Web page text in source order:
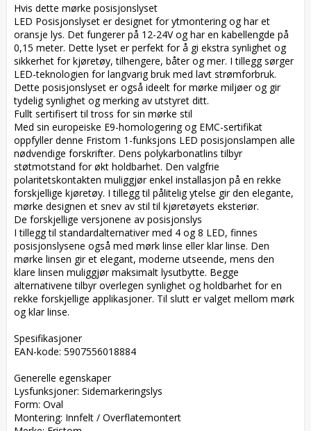
Hvis dette mørke posisjonslyset
LED Posisjonslyset er designet for ytmontering og har et
oransje lys. Det fungerer på 12-24V og har en kabellengde på
0,15 meter. Dette lyset er perfekt for å gi ekstra synlighet og
sikkerhet for kjøretøy, tilhengere, båter og mer. I tillegg sørger
LED-teknologien for langvarig bruk med lavt strømforbruk.
Dette posisjonslyset er også ideelt for mørke miljøer og gir
tydelig synlighet og merking av utstyret ditt.
Fullt sertifisert til tross for sin mørke stil
Med sin europeiske E9-homologering og EMC-sertifikat
oppfyller denne Fristom 1-funksjons LED posisjonslampen alle
nødvendige forskrifter. Dens polykarbonatlins tilbyr
støtmotstand for økt holdbarhet. Den valgfrie
polaritetskontakten muliggjør enkel installasjon på en rekke
forskjellige kjøretøy. I tillegg til pålitelig ytelse gir den elegante,
mørke designen et snev av stil til kjøretøyets eksteriør.
De forskjellige versjonene av posisjonslys
I tillegg til standardalternativer med 4 og 8 LED, finnes
posisjonslysene også med mørk linse eller klar linse. Den
mørke linsen gir et elegant, moderne utseende, mens den
klare linsen muliggjør maksimalt lysutbytte. Begge
alternativene tilbyr overlegen synlighet og holdbarhet for en
rekke forskjellige applikasjoner. Til slutt er valget mellom mørk
og klar linse.
Spesifikasjoner
EAN-kode: 5907556018884
Generelle egenskaper
Lysfunksjoner: Sidemarkeringslys
Form: Oval
Montering: Innfelt / Overflatemontert